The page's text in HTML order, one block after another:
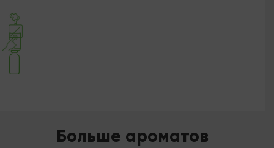
Больше ароматов